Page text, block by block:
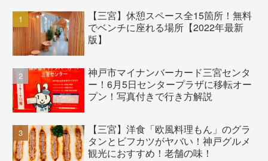
【三宮】休憩スペース全15箇所！無料
でベンチに座れる場所【2022年最新
版】
神戸市マイナンバーカード三宮センタ
ー！6月5日センタープラザに移転オー
プン！写真付きで行き方解説
【三宮】洋食「欧風料理もん」のグラ
タンとビフカツがヤバい！神戸グルメ
観光におすすめ！老舗の味！